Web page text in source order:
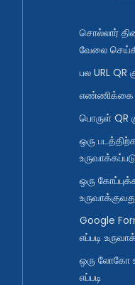
சொல்லார்
வேலை
பல URL QR
எண்ணிக்கை
பொருள் QR
ஒரு
ஒரு
Google
எப்படி
ஒரு லோகோ
எப்படி